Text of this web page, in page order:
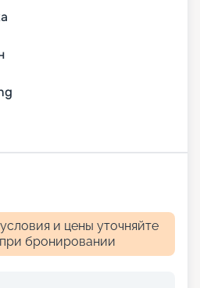
и цены уточняйте
бронировании